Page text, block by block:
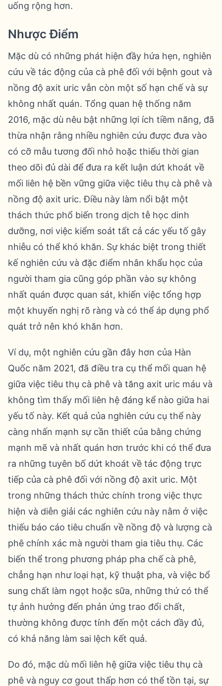
uống rộng hơn.
Nhược Điểm
Mặc dù có những phát hiện đầy hứa hẹn, nghiên
cứu về tác động của cà phê đối với bệnh gout và
nồng độ axit uric vẫn còn một số hạn chế và sự
không nhất quán. Tổng quan hệ thống năm
2016, mặc dù nêu bật những lợi ích tiềm năng, đã
thừa nhận rằng nhiều nghiên cứu được đưa vào
có cỡ mẫu tương đối nhỏ hoặc thiếu thời gian
theo dõi đủ dài để đưa ra kết luận dứt khoát về
mối liên hệ bền vững giữa việc tiêu thụ cà phê và
nồng độ axit uric. Điều này làm nổi bật một
thách thức phổ biến trong dịch tễ học dinh
dưỡng, nơi việc kiểm soát tất cả các yếu tố gây
nhiễu có thể khó khăn. Sự khác biệt trong thiết
kế nghiên cứu và đặc điểm nhân khẩu học của
người tham gia cũng góp phần vào sự không
nhất quán được quan sát, khiến việc tổng hợp
một khuyến nghị rõ ràng và có thể áp dụng phổ
quát trở nên khó khăn hơn.
Ví dụ, một nghiên cứu gần đây hơn của Hàn
Quốc năm 2021, đã điều tra cụ thể mối quan hệ
giữa việc tiêu thụ cà phê và tăng axit uric máu và
không tìm thấy mối liên hệ đáng kể nào giữa hai
yếu tố này. Kết quả của nghiên cứu cụ thể này
càng nhấn mạnh sự cần thiết của bằng chứng
mạnh mẽ và nhất quán hơn trước khi có thể đưa
ra những tuyên bố dứt khoát về tác động trực
tiếp của cà phê đối với nồng độ axit uric. Một
trong những thách thức chính trong việc thực
hiện và diễn giải các nghiên cứu này nằm ở việc
thiếu báo cáo tiêu chuẩn về nồng độ và lượng cà
phê chính xác mà người tham gia tiêu thụ. Các
biến thể trong phương pháp pha chế cà phê,
chẳng hạn như loại hạt, kỹ thuật pha, và việc bổ
sung chất làm ngọt hoặc sữa, những thứ có thể
tự ảnh hưởng đến phản ứng trao đổi chất,
thường không được tính đến một cách đầy đủ,
có khả năng làm sai lệch kết quả.
Do đó, mặc dù mối liên hệ giữa việc tiêu thụ cà
phê và nguy cơ gout thấp hơn có thể tồn tại, sự